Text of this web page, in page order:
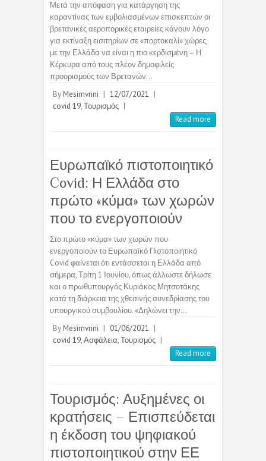
Μετά την απόφαση για κατάργηση της
καραντίνας των εμβολιασμένων επισκεπτών οι
βρετανικές αεροπορικές εταιρείες κάνουν λόγο
για εκτίναξη εισιτηρίων σε «πορτοκαλί» χώρες,
με την Ελλάδα να είναι η πιο κερδισμένη – Η
Κέρκυρα από τους πλέον δημοφιλείς
προορισμούς των Βρετανών…
By Mesimvrini | 12/07/2021 |
covid 19,Τουρισμός |
Read more
Ευρωπαϊκό πιστοποιητικό
Covid: Η Ελλάδα στο
πρώτο «κύμα» των χωρών
που το ενεργοποιούν
Στο πρώτο «κύμα» των χωρών που
ενεργοποιούν το Ευρωπαϊκό Πιστοποιητικό
Covid φαίνεται ότι εντάσσεται η Ελλάδα από
σήμερα, Τρίτη 1 Ιουνίου, όπως άλλωστε δήλωσε
και ο πρωθυπουργός Κυριάκος Μητσοτάκης
κατά τη διάρκεια της χθεσινής συνεδρίασης του
υπουργικού συμβουλίου. «Δηλώνει την…
By Mesimvrini | 01/06/2021 |
covid 19,Ασφάλεια,Τουρισμός |
Read more
Τουρισμός: Αυξημένες οι
κρατήσεις – Επισπεύδεται
η έκδοση του ψηφιακού
πιστοποιητικού στην ΕΕ